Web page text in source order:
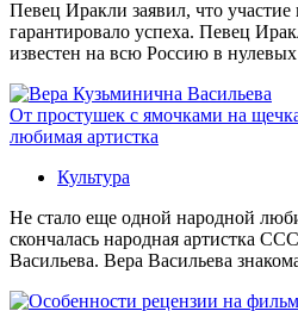
Певец Иракли заявил, что участие
гарантировало успеха. Певец
известен на всю Россию в
От простушек с ямочками на
любимая артистка
Культура
Не стало еще одной народной
скончалась народная артистка
Васильева. Вера Васильева